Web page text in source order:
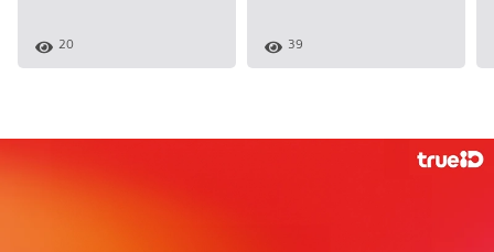
20 39